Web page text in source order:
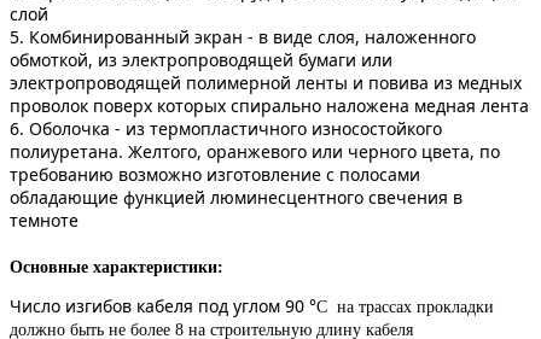
слой
5. Комбинированный экран - в виде слоя, наложенного
обмоткой, из электропроводящей бумаги или
электропроводящей полимерной ленты и повива из медных
проволок поверх которых спирально наложена медная лента
6. Оболочка - из термопластичного износостойкого
полиуретана. Желтого, оранжевого или черного цвета, по
требованию возможно изготовление с полосами
обладающие функцией люминесцентного свечения в
темноте
Основные характеристики:
Число изгибов кабеля под углом 90 °С на трассах прокладки
должно быть не более 8 на строительную длину кабеля